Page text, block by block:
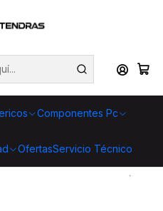
Componentes Pc
OfertasServicio Técnico
en tienda! 🏪🚀 Además,
con Despacho Gratis 🛒📦
🔥
Almacenamiento
Micro SD
portátil